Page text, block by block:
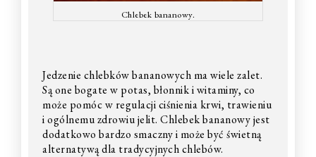
Chlebek bananowy.
Jedzenie chlebków bananowych ma wiele zalet.
Są one bogate w potas, błonnik i witaminy, co
może pomóc w regulacji ciśnienia krwi, trawieniu
i ogólnemu zdrowiu jelit. Chlebek bananowy jest
dodatkowo bardzo smaczny i może być świetną
alternatywą dla tradycyjnych chlebów.